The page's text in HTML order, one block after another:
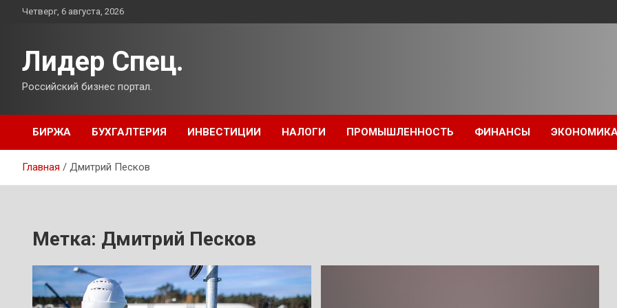
ПерейтиЧетверг, 6 августа, 2026
Лидер Спец.
Российский бизнес портал.
БИРЖА БУХГАЛТЕРИЯ ИНВЕСТИЦИИ НАЛОГИ ПРОМЫШЛЕННОСТЬ ФИНАНСЫ
Главная Дмитрий Песков
Метка: Дмитрий Песков